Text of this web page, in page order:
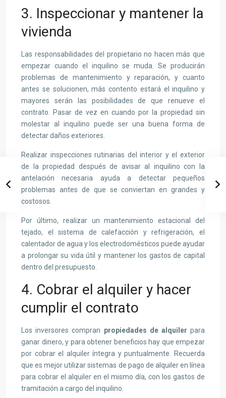
3. Inspeccionar y mantener la
vivienda
Las responsabilidades del propietario no hacen más que
empezar cuando el inquilino se muda. Se producirán
problemas de mantenimiento y reparación, y cuanto
antes se solucionen, más contento estará el inquilino y
mayores serán las posibilidades de que renueve el
contrato. Pasar de vez en cuando por la propiedad sin
molestar al inquilino puede ser una buena forma de
detectar daños exteriores.
Realizar inspecciones rutinarias del interior y el exterior
de la propiedad después de avisar al inquilino con la
antelación necesaria ayuda a detectar pequeños
problemas antes de que se conviertan en grandes y
costosos.
Por último, realizar un mantenimiento estacional del
tejado, el sistema de calefacción y refrigeración, el
calentador de agua y los electrodomésticos puede ayudar
a prolongar su vida útil y mantener los gastos de capital
dentro del presupuesto.
4. Cobrar el alquiler y hacer
cumplir el contrato
Los inversores compran propiedades de alquiler para
ganar dinero, y para obtener beneficios hay que empezar
por cobrar el alquiler íntegra y puntualmente. Recuerda
que es mejor utilizar sistemas de pago de alquiler en línea
para cobrar el alquiler en el mismo día, con los gastos de
tramitación a cargo del inquilino.